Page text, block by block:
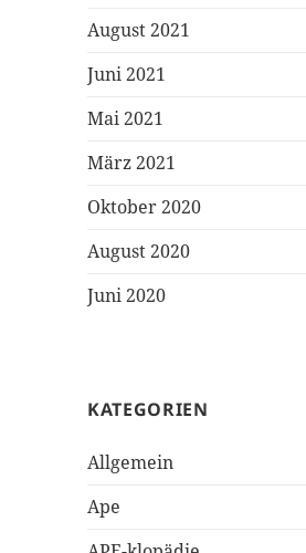
August 2021
Juni 2021
Mai 2021
März 2021
Oktober 2020
August 2020
Juni 2020
KATEGORIEN
Allgemein
Ape